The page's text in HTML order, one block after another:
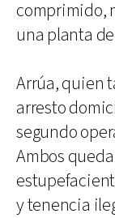
comprimido,
una planta
Arrúa, quien
arresto
segundo
Ambos
y tenencia